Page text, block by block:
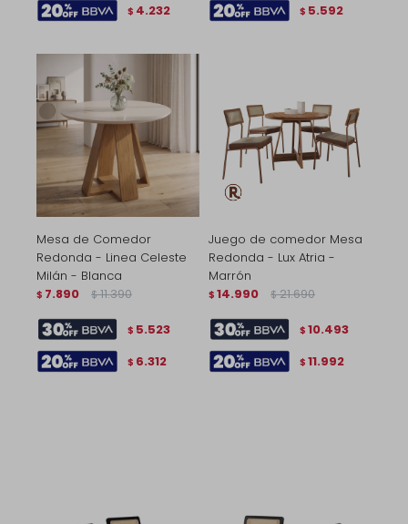
$ 4.232 $ 5.592
Mesa de Comedor
Redonda - Linea Celeste
Milán - Blanca
$ 7.890 $ 11.390
$ 5.523
$ 6.312
Juego de comedor Mesa
Redonda - Lux Atria -
Marrón
$ 14.990 $ 21.690
$ 10.493
$ 11.992